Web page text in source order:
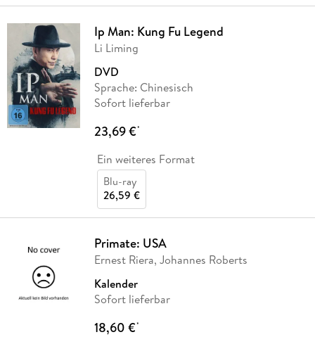
Ip Man: Kung Fu Legend
Li Liming
DVD
Sprache: Chinesisch
Sofort lieferbar
23,69 €*
Ein weiteres Format
Blu-ray
26,59 €
Primate: USA
Ernest Riera, Johannes Roberts
Kalender
Sofort lieferbar
18,60 €*